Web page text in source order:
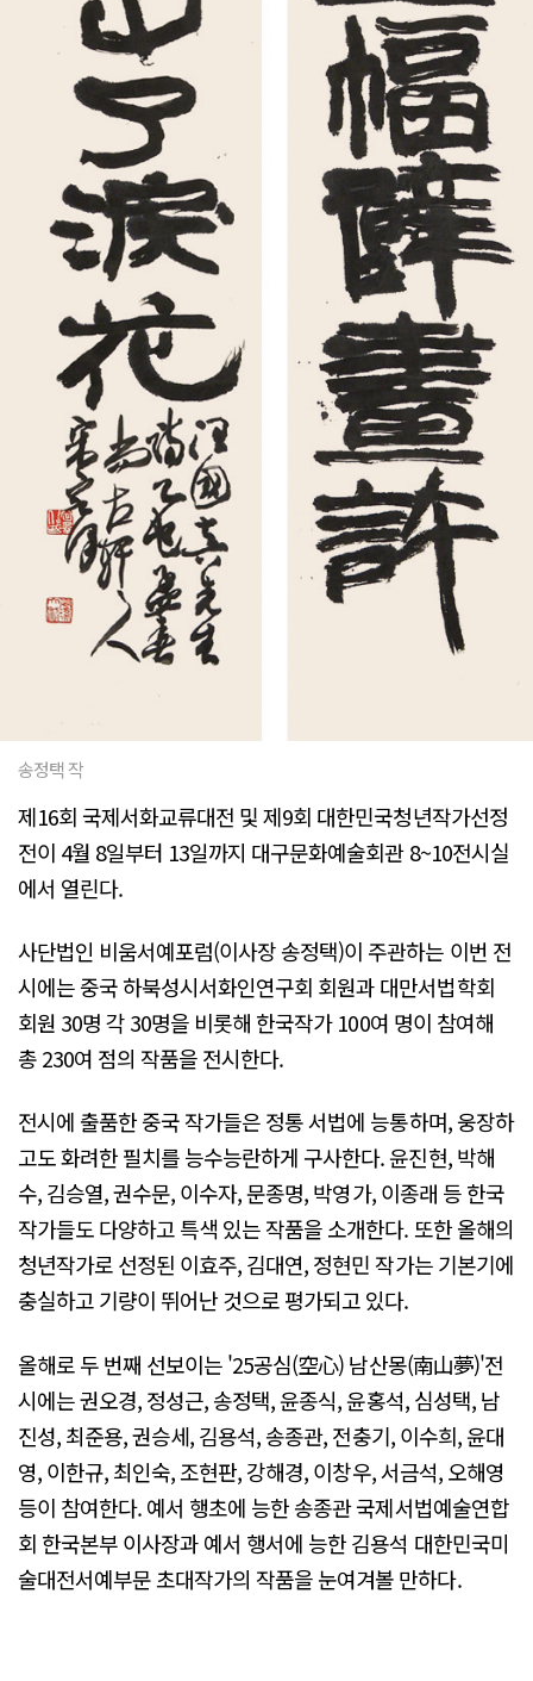
송정택 작
제16회 국제서화교류대전 및 제9회 대한민국청년작가선정
전이 4월 8일부터 13일까지 대구문화예술회관 8~10전시실
에서 열린다.
사단법인 비움서예포럼(이사장 송정택)이 주관하는 이번 전
시에는 중국 하북성시서화인연구회 회원과 대만서법학회
회원 30명 각 30명을 비롯해 한국작가 100여 명이 참여해
총 230여 점의 작품을 전시한다.
전시에 출품한 중국 작가들은 정통 서법에 능통하며, 웅장하
고도 화려한 필치를 능수능란하게 구사한다. 윤진현, 박해
수, 김승열, 권수문, 이수자, 문종명, 박영가, 이종래 등 한국
작가들도 다양하고 특색 있는 작품을 소개한다. 또한 올해의
청년작가로 선정된 이효주, 김대연, 정현민 작가는 기본기에
충실하고 기량이 뛰어난 것으로 평가되고 있다.
올해로 두 번째 선보이는 '25공심(空心) 남산몽(南山夢)'전
시에는 권오경, 정성근, 송정택, 윤종식, 윤홍석, 심성택, 남
진성, 최준용, 권승세, 김용석, 송종관, 전충기, 이수희, 윤대
영, 이한규, 최인숙, 조현판, 강해경, 이창우, 서금석, 오해영
등이 참여한다. 예서 행초에 능한 송종관 국제서법예술연합
회 한국본부 이사장과 예서 행서에 능한 김용석 대한민국미
술대전서예부문 초대작가의 작품을 눈여겨볼 만하다.